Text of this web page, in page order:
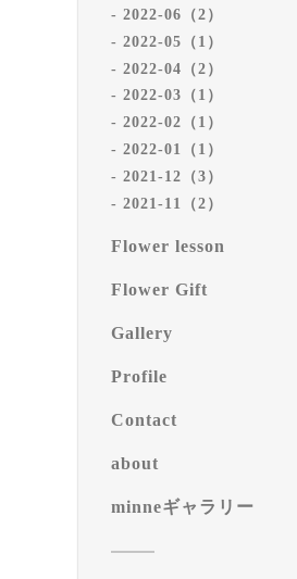
2022-06（2）
2022-05（1）
2022-04（2）
2022-03（1）
2022-02（1）
2022-01（1）
2021-12（3）
2021-11（2）
Flower lesson
Flower Gift
Gallery
Profile
Contact
about
minneギャラリー